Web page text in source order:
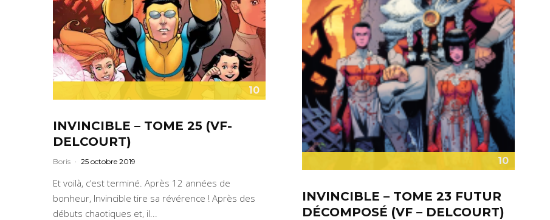
10
INVINCIBLE – TOME 25 (VF-
DELCOURT)
Boris · 25 octobre 2019
Et voilà, c’est terminé. Après 12 années de
bonheur, Invincible tire sa révérence ! Après des
débuts chaotiques et, il...
10
INVINCIBLE – TOME 23 FUTUR
DÉCOMPOSÉ (VF – DELCOURT)